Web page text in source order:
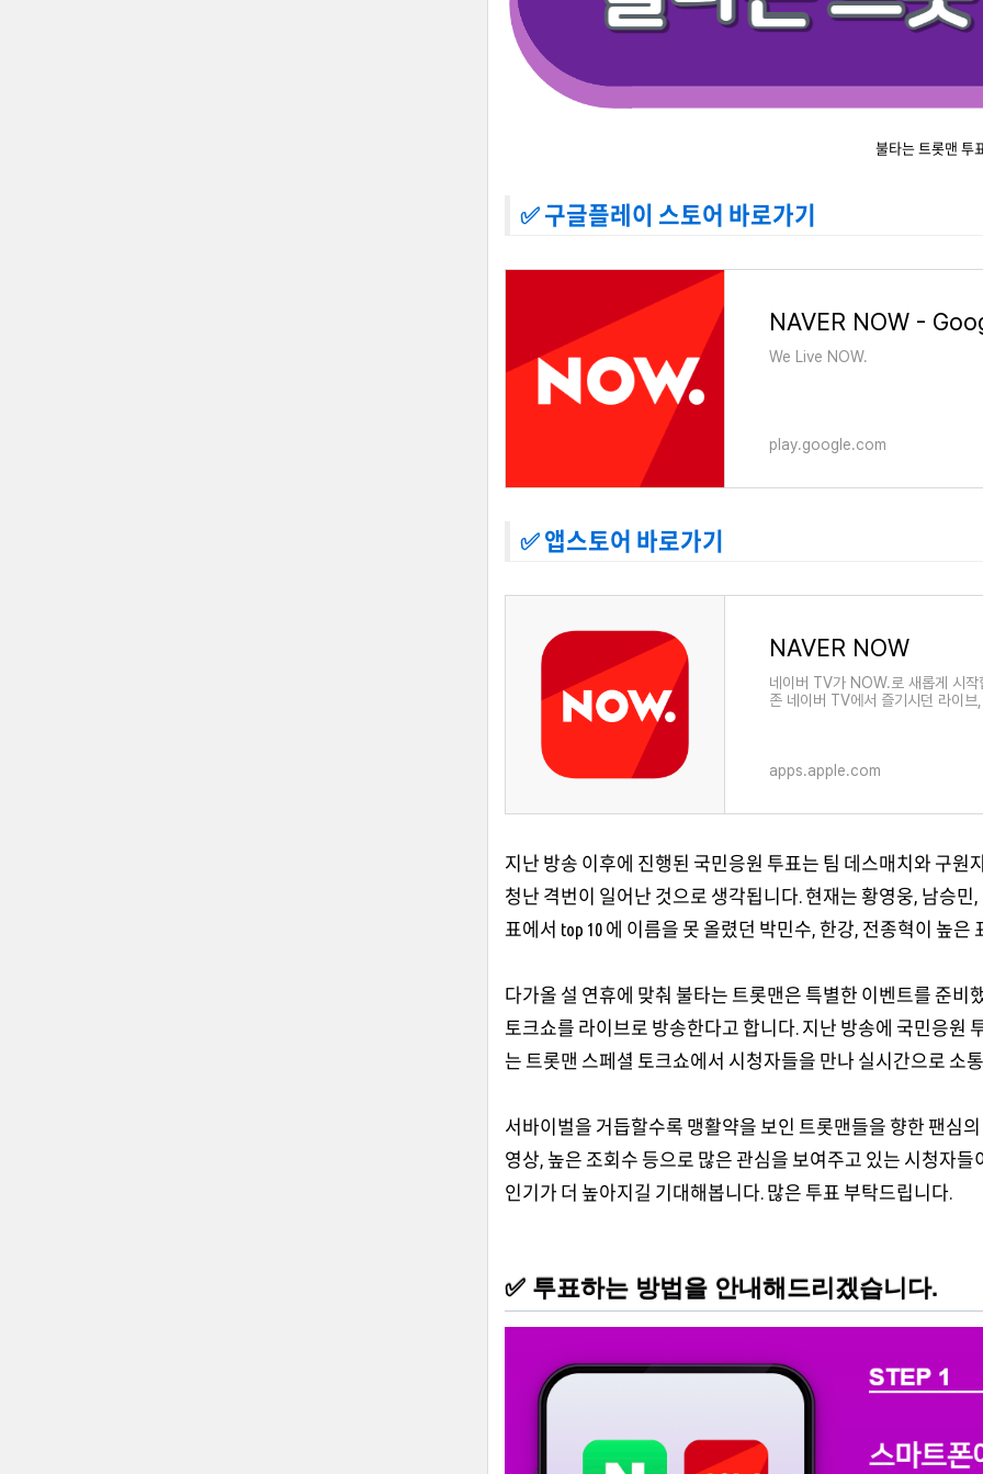
불타는 트롯맨 투
✅ 구글플레이 스토어 바로가기
NAVER NOW -
We Live NOW.
play.google.com
✅ 앱스토어 바로가기
‎NAVER NOW
네이버 TV가 NOW.로 새롭게 시
존 네이버 TV에서 즐기시던 라이
apps.apple.com
지난 방송 이후에 진행된 국민응원 투표는 팀 데스매치와 구원
청난 격번이 일어난 것으로 생각됩니다. 현재는 황영웅, 남승
표에서 top 10 에 이름을 못 올렸던 박민수, 한강, 전종혁이 높
다가올 설 연휴에 맞춰 불타는 트롯맨은 특별한 이벤트를 준비
토크쇼를 라이브로 방송한다고 합니다. 지난 방송에 국민응원
는 트롯맨 스페셜 토크쇼에서 시청자들을 만나 실시간으로 소
서바이벌을 거듭할수록 맹활약을 보인 트롯맨들을 향한 팬심
영상, 높은 조회수 등으로 많은 관심을 보여주고 있는 시청자
인기가 더 높아지길 기대해봅니다. 많은 투표 부탁드립니다.
✅ 투표하는 방법을 안내해드리겠습니다.